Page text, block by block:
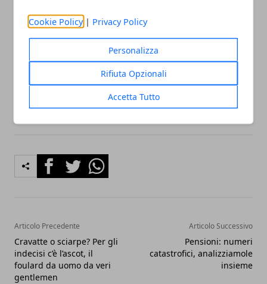
Cookie Policy | Privacy Policy
Personalizza
Rifiuta Opzionali
Accetta Tutto
eccellente dell'Austria.
l'Annuario mondiale della competitività
2018l'Austria è alnono postoa livello internazionale
per le relazioni tra lavoratori e datori di lavoro.
FacebookTwitterWhatsapp
Articolo Precedente
Cravatte o sciarpe? Per gli
indecisi c’è l’ascot, il
foulard da uomo da veri
gentlemen
Articolo Successivo
Pensioni: numeri
catastrofici, analizziamole
insieme